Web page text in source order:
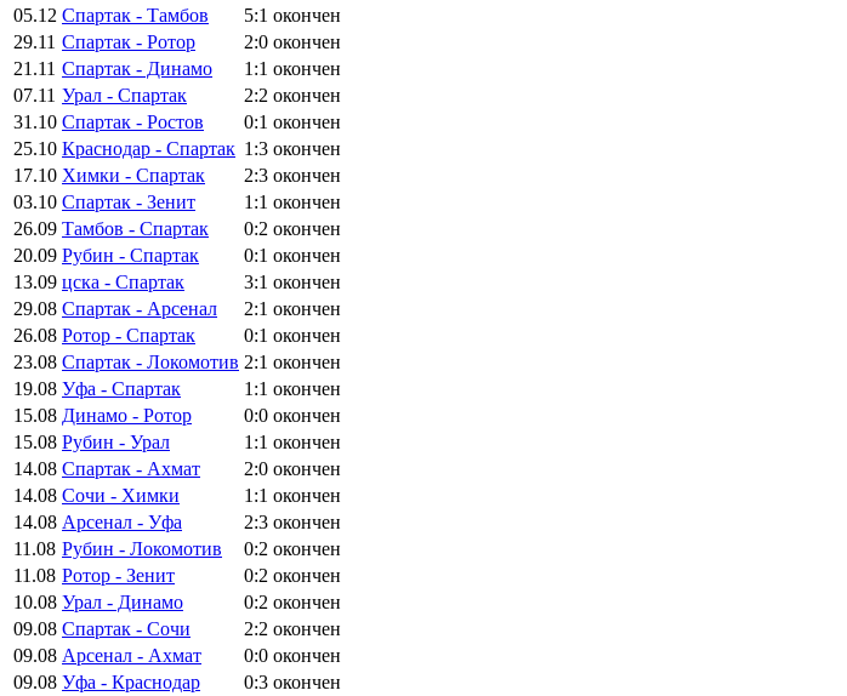
05.12 Спартак - Тамбов 5:1 окончен
29.11 Спартак - Ротор 2:0 окончен
21.11 Спартак - Динамо 1:1 окончен
07.11 Урал - Спартак 2:2 окончен
31.10 Спартак - Ростов 0:1 окончен
25.10 Краснодар - Спартак 1:3 окончен
17.10 Химки - Спартак 2:3 окончен
03.10 Спартак - Зенит 1:1 окончен
26.09 Тамбов - Спартак 0:2 окончен
20.09 Рубин - Спартак 0:1 окончен
13.09 цска - Спартак 3:1 окончен
29.08 Спартак - Арсенал 2:1 окончен
26.08 Ротор - Спартак 0:1 окончен
23.08 Спартак - Локомотив 2:1 окончен
19.08 Уфа - Спартак 1:1 окончен
15.08 Динамо - Ротор 0:0 окончен
15.08 Рубин - Урал 1:1 окончен
14.08 Спартак - Ахмат 2:0 окончен
14.08 Сочи - Химки 1:1 окончен
14.08 Арсенал - Уфа 2:3 окончен
11.08 Рубин - Локомотив 0:2 окончен
11.08 Ротор - Зенит 0:2 окончен
10.08 Урал - Динамо 0:2 окончен
09.08 Спартак - Сочи 2:2 окончен
09.08 Арсенал - Ахмат 0:0 окончен
09.08 Уфа - Краснодар 0:3 окончен